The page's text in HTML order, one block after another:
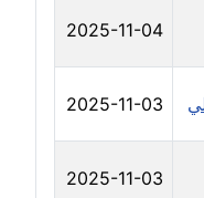
2025-11-04
2025-11-03
2025-11-03